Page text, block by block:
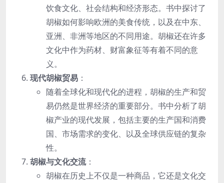
饮食文化、社会结构和经济形态。书中探讨了
胡椒如何影响欧洲的美食传统，以及在中东、
亚洲、非洲等地区的不同用途。胡椒还在许多
文化中作为药材、财富象征等有着不同的意
义。
现代胡椒贸易 ：
随着全球化和现代化的进程，胡椒的生产和贸
易仍然是世界经济的重要部分。书中分析了胡
椒产业的现代发展，包括主要的生产国和消费
国、市场需求的变化、以及全球供应链的复杂
性。
胡椒与文化交流：
胡椒在历史上不仅是一种商品，它还是文化交